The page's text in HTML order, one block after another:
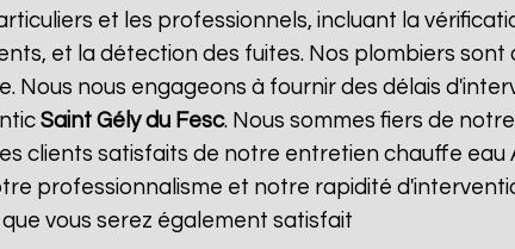
et les professionnels, incluant la
et la détection des fuites. Nos plombiers sont
Nous nous engageons à fournir des délais
Saint Gély du Fesc. Nous sommes fiers de
clients satisfaits de notre entretien chauffe eau
professionnalisme et notre rapidité
vous serez également satisfait